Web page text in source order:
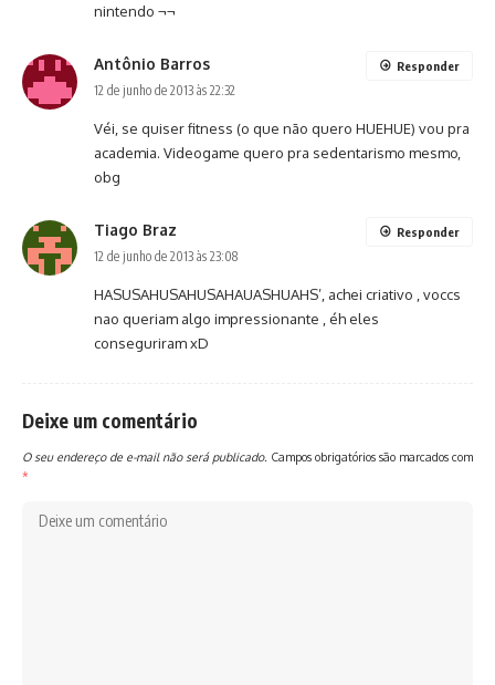
nintendo ¬¬
Antônio Barros
12 de junho de 2013 às 22:32
Véi, se quiser fitness (o que não quero HUEHUE) vou pra
academia. Videogame quero pra sedentarismo mesmo,
obg
Responder
Tiago Braz
12 de junho de 2013 às 23:08
HASUSAHUSAHUSAHAUASHUAHS’, achei criativo , voccs
nao queriam algo impressionante , éh eles
conseguriram xD
Responder
Deixe um comentário
O seu endereço de e-mail não será publicado. Campos obrigatórios são marcados com
*